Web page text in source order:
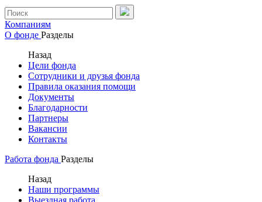
Компаниям
О фонде Разделы
Назад
Цели фонда
Сотрудники и друзья фонда
Правила оказания помощи
Документы
Благодарности
Партнеры
Вакансии
Контакты
Работа фонда Разделы
Назад
Наши программы
Выездная работа